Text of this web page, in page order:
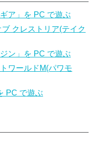
ア」を PC で遊ぶ
クレストリア(テイク
ン」を PC で遊ぶ
ワールドM(パワモ
PC で遊ぶ